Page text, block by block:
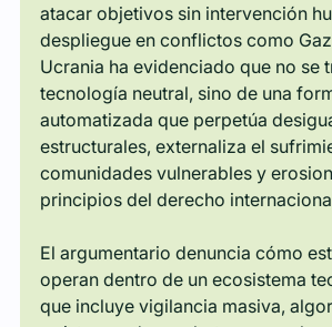
atacar objetivos sin intervención
despliegue en conflictos como
Ucrania ha evidenciado que no se
tecnología neutral, sino de una
automatizada que perpetúa
estructurales, externaliza el
comunidades vulnerables y
principios del derecho
El argumentario denuncia cómo
operan dentro de un ecosistema
que incluye vigilancia masiva,